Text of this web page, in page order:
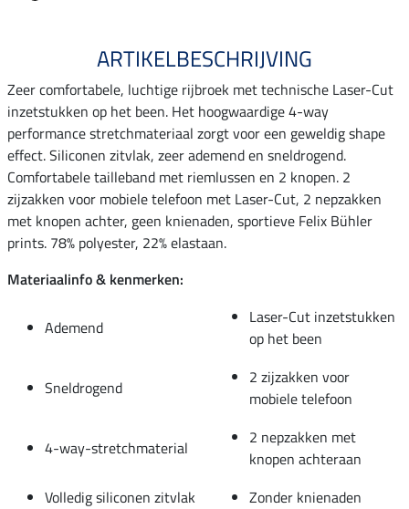
ARTIKELBESCHRIJVING
Zeer comfortabele, luchtige rijbroek met technische Laser-Cut
inzetstukken op het been. Het hoogwaardige 4-way
performance stretchmateriaal zorgt voor een geweldig shape
effect. Siliconen zitvlak, zeer ademend en sneldrogend.
Comfortabele tailleband met riemlussen en 2 knopen. 2
zijzakken voor mobiele telefoon met Laser-Cut, 2 nepzakken
met knopen achter, geen knienaden, sportieve Felix Bühler
prints. 78% polyester, 22% elastaan.
Materiaalinfo & kenmerken:
Ademend
Laser-Cut inzetstukken
op het been
Sneldrogend
2 zijzakken voor
mobiele telefoon
4-way-stretchmaterial
2 nepzakken met
knopen achteraan
Volledig siliconen zitvlak
Zonder knienaden